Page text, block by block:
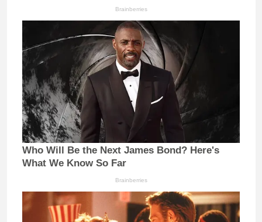
Brainberries
Who Will Be the Next James Bond? Here's
What We Know So Far
Brainberries